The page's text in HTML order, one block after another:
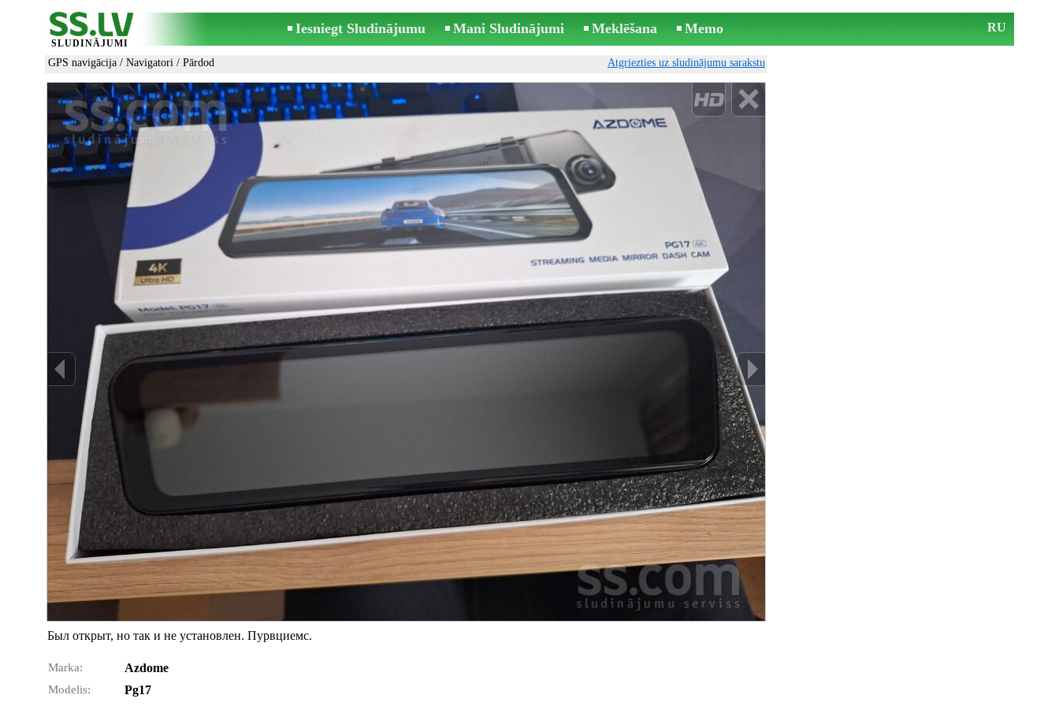
SLUDINĀJUMI
Iesniegt Sludinājumu Mani Sludinājumi Meklēšana Memo RU
GPS navigācija / Navigatori / Pārdod Atgriezties uz sludinājumu sarakstu
Был открыт, но так и не установлен. Пурвциемс.
Marka: Azdome
Modelis: Pg17